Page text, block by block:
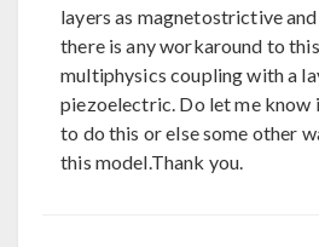
layers as magnetostrictive
there is any workaround to
multiphysics coupling with a
piezoelectric. Do let me know
to do this or else some other
this model.Thank you.